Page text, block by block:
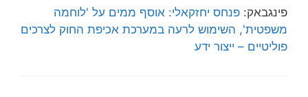
פינגבאק: פנחס יחזקאלי: אוסף ממים על 'לוחמה
משפטית', השימוש לרעה במערכת אכיפת החוק לצרכים
פוליטיים – ייצור ידע